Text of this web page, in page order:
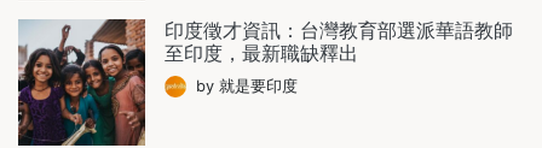
印度徵才資訊：台灣教育部選派華語教師
至印度，最新職缺釋出
by 就是要印度